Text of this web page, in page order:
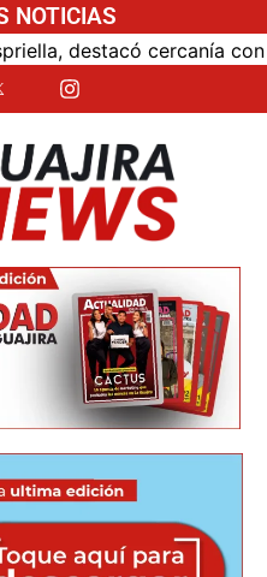
NOTICIAS
cercanía con el